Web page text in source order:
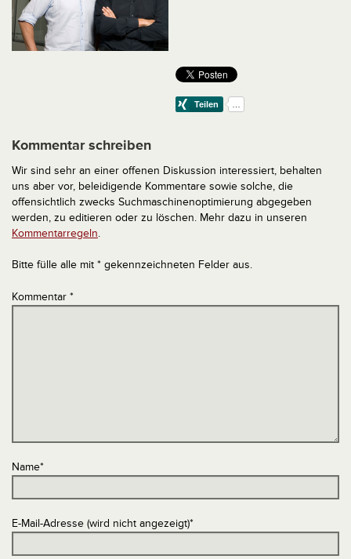
Kommentar schreiben
Wir sind sehr an einer offenen Diskussion interessiert, behalten
uns aber vor, beleidigende Kommentare sowie solche, die
offensichtlich zwecks Suchmaschinenoptimierung abgegeben
werden, zu editieren oder zu löschen. Mehr dazu in unseren
Kommentarregeln.
Bitte fülle alle mit * gekennzeichneten Felder aus.
Kommentar *
Name*
E-Mail-Adresse (wird nicht angezeigt)*